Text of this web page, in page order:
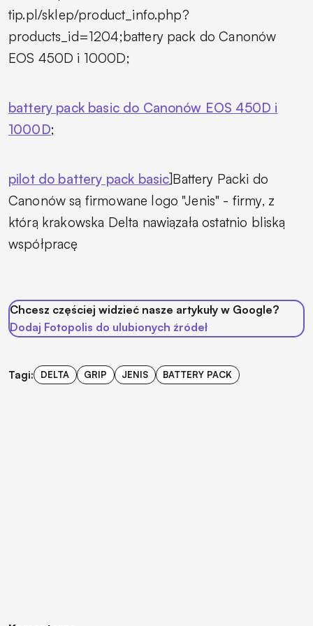
tip.pl/sklep/product_info.php?
products_id=1204;battery pack do Canonów
EOS 450D i 1000D;
battery pack basic do Canonów EOS 450D i
1000D;
pilot do battery pack basic]Battery Packi do
Canonów są firmowane logo "Jenis" - firmy, z
którą krakowska Delta nawiązała ostatnio bliską
współpracę
Chcesz częściej widzieć nasze artykuły w Google?
Dodaj Fotopolis do ulubionych źródeł
Tagi: DELTA GRIP JENIS BATTERY PACK